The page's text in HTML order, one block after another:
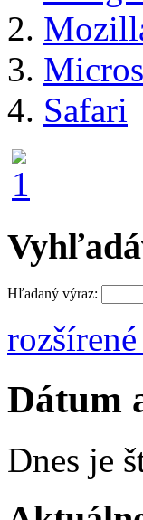
Safari
Hľadaný výraz:
Dátum
Dnes je